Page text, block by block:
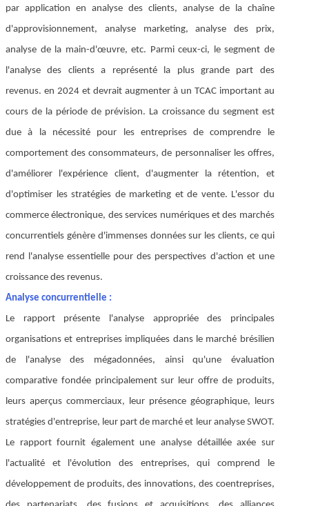
par application en analyse des clients, analyse de la chaîne
d'approvisionnement, analyse marketing, analyse des prix,
analyse de la main-d'œuvre, etc. Parmi ceux-ci, le segment de
l'analyse des clients a représenté la plus grande part des
revenus. en 2024 et devrait augmenter à un TCAC important au
cours de la période de prévision. La croissance du segment est
due à la nécessité pour les entreprises de comprendre le
comportement des consommateurs, de personnaliser les offres,
d'améliorer l'expérience client, d'augmenter la rétention, et
d'optimiser les stratégies de marketing et de vente. L'essor du
commerce électronique, des services numériques et des marchés
concurrentiels génère d'immenses données sur les clients, ce qui
rend l'analyse essentielle pour des perspectives d'action et une
croissance des revenus.
Analyse concurrentielle :
Le rapport présente l'analyse appropriée des principales
organisations et entreprises impliquées dans le marché brésilien
de l'analyse des mégadonnées, ainsi qu'une évaluation
comparative fondée principalement sur leur offre de produits,
leurs aperçus commerciaux, leur présence géographique, leurs
stratégies d'entreprise, leur part de marché et leur analyse SWOT.
Le rapport fournit également une analyse détaillée axée sur
l'actualité et l'évolution des entreprises, qui comprend le
développement de produits, des innovations, des coentreprises,